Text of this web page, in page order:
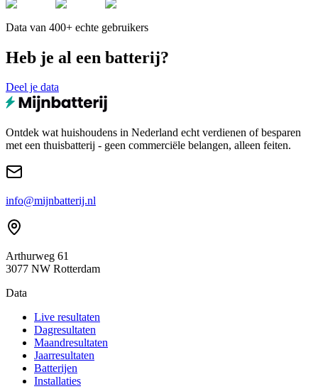
Data van 400+ echte gebruikers
Heb je al een batterij?
Deel je data
Ontdek wat huishoudens in Nederland echt verdienen of besparen
met een thuisbatterij - geen commerciële belangen, alleen feiten.
info@mijnbatterij.nl
Arthurweg 61
3077 NW Rotterdam
Data
Live resultaten
Dagresultaten
Maandresultaten
Jaarresultaten
Batterijen
Installaties